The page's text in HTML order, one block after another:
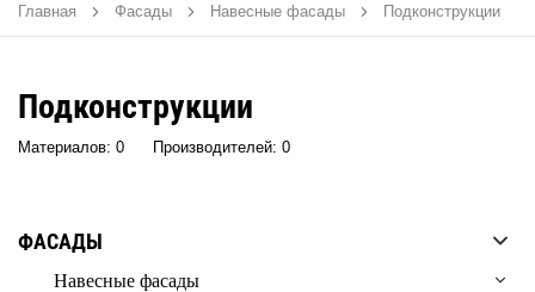
Главная Фасады Навесные фасады Подконструкции
Подконструкции
Материалов: 0 Производителей: 0
ФАСАДЫ
Навесные фасады